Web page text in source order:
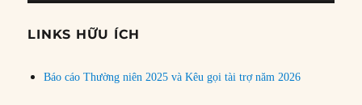
đề
LINKS HỮU ÍCH
Báo cáo Thường niên 2025 và Kêu gọi tài trợ năm 2026